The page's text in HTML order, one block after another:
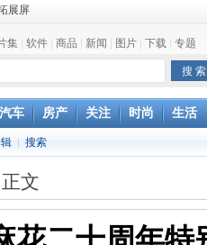
展屏
客户
iPhone最快明年下半年发布
见
可协议
场浩劫
集 软件 商品 新闻 图片 下载 专题
汽车 房产 关注 时尚 生活
搜索
文